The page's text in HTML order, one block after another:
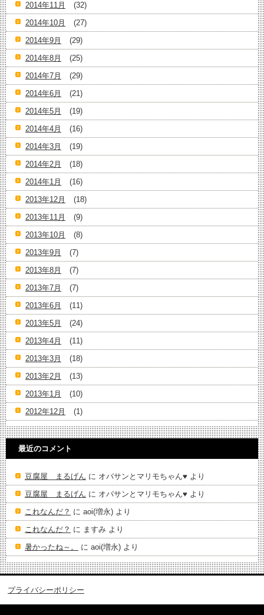
2014年11月
(32)
2014年10月
(27)
2014年9月
(29)
2014年8月
(25)
2014年7月
(29)
2014年6月
(21)
2014年5月
(19)
2014年4月
(16)
2014年3月
(19)
2014年2月
(18)
2014年1月
(16)
2013年12月
(18)
2013年11月
(9)
2013年10月
(8)
2013年9月
(7)
2013年8月
(7)
2013年7月
(7)
2013年6月
(11)
2013年5月
(24)
2013年4月
(11)
2013年3月
(18)
2013年2月
(13)
2013年1月
(10)
2012年12月
(1)
最近のコメント
豆腐屋 まるげん に オバサンとマリモちゃん♥️ より
豆腐屋 まるげん に オバサンとマリモちゃん♥️ より
これなんだ？ に aoi(増永) より
これなんだ？ に ますみ より
暑かったね～。
に aoi(増永) より
プライバシーポリシー